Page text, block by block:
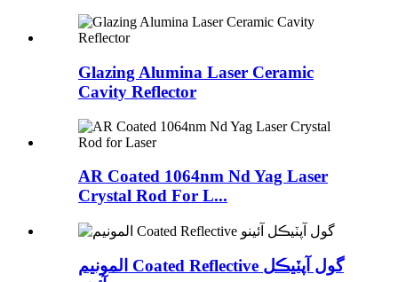
Glazing Alumina Laser Ceramic
Cavity Reflector
AR Coated 1064nm Nd Yag Laser
Crystal Rod For L...
المونيم Coated Reflective گول آپٽيڪل